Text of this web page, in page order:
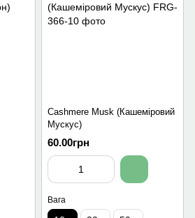
Cashmere Musk (Кашеміровий
Мускус)
60.00грн
Вага